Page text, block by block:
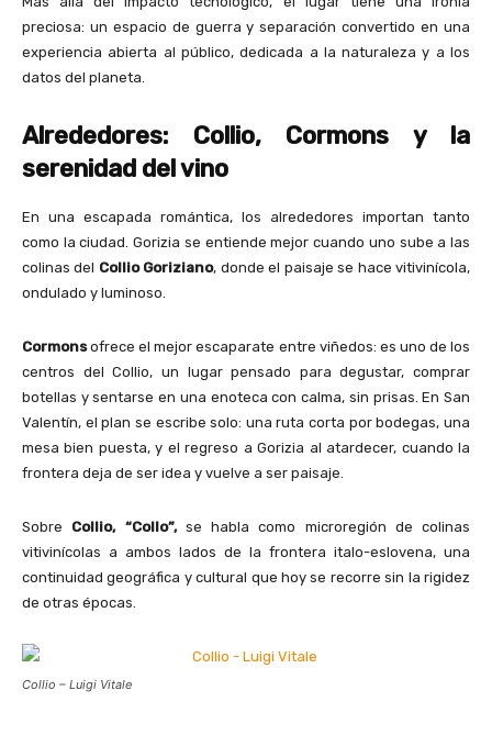
preciosa: un espacio de guerra y separación convertido en una
experiencia abierta al público, dedicada a la naturaleza y a los
datos del planeta.
Alrededores: Collio, Cormons y la
serenidad del vino
En una escapada romántica, los alrededores importan tanto
como la ciudad. Gorizia se entiende mejor cuando uno sube a las
colinas del Collio Goriziano, donde el paisaje se hace vitivinícola,
ondulado y luminoso.
Cormonsofrece el mejor escaparate entre viñedos: es uno de los
centros del Collio, un lugar pensado para degustar, comprar
botellas y sentarse en una enoteca con calma, sin prisas. En San
Valentín, el plan se escribe solo: una ruta corta por bodegas, una
mesa bien puesta, y el regreso a Gorizia al atardecer, cuando la
frontera deja de ser idea y vuelve a ser paisaje.
Sobre Collio, “Collo”,se habla como microregión de colinas
vitivinícolas a ambos lados de la frontera italo-eslovena, una
continuidad geográfica y cultural que hoy se recorre sin la rigidez
de otras épocas.
Collio – Luigi Vitale